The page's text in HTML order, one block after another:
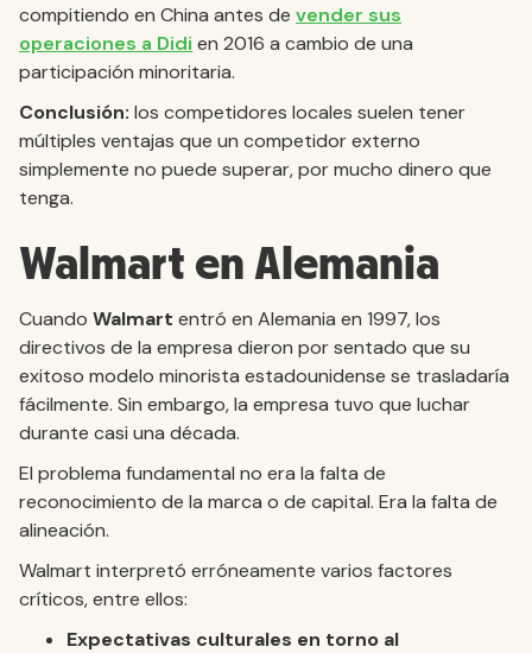
compitiendo en China antes de vender sus
operaciones a Didi en 2016 a cambio de una
participación minoritaria.
Conclusión: los competidores locales suelen tener
múltiples ventajas que un competidor externo
simplemente no puede superar, por mucho dinero que
tenga.
Walmart en Alemania
Cuando Walmart entró en Alemania en 1997, los
directivos de la empresa dieron por sentado que su
exitoso modelo minorista estadounidense se trasladaría
fácilmente. Sin embargo, la empresa tuvo que luchar
durante casi una década.
El problema fundamental no era la falta de
reconocimiento de la marca o de capital. Era la falta de
alineación.
Walmart interpretó erróneamente varios factores
críticos, entre ellos:
Expectativas culturales en torno al